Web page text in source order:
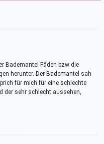
Bademantel Fäden bzw die
herunter. Der Bademantel sah
für mich für eine schlechte
der sehr schlecht aussehen,